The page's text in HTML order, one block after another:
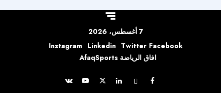
7 أغسطس، 2026
Facebook
Twitter
Linkedin
Instagram
افاق الرياضة AfaqSports